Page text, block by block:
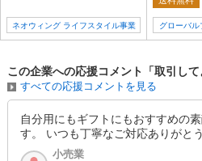
ネオウィング ライフスタイル事業
部（1号店）
グローバル
この企業への応援コメント「取引して
すべての応援コメントを見る
自分用にもギフトにもおすすめの
す。 いつも丁寧なご対応ありがと
小売業